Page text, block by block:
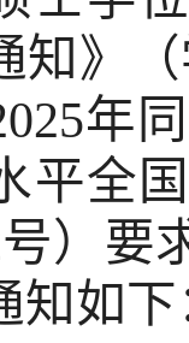
知》
年
平全
号）要
知如下